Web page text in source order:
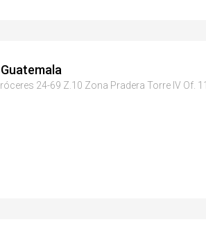
24-69 Z.10 Zona Pradera Torre IV Of.